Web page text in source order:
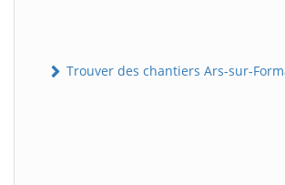
Trouver des chantiers Ars-sur-